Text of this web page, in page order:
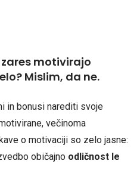
motivirajo
Mislim, da ne.
in bonusi narediti svoje
večinoma
o motivaciji so zelo jasne:
običajno odličnost le